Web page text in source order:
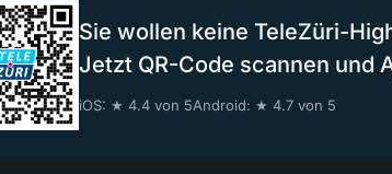
Sie wollen keine TeleZüri-
Jetzt QR-Code scannen und
iOS: ★ 4.4 von 5Android: ★ 4.7 von 5